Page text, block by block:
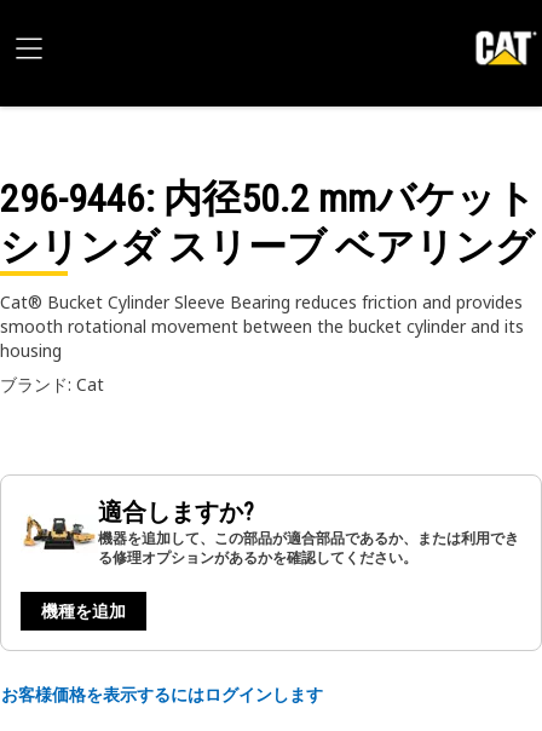
296-9446: 内径50.2 mmバケット
シリンダ スリーブ ベアリング
Cat® Bucket Cylinder Sleeve Bearing reduces friction and provides
smooth rotational movement between the bucket cylinder and its
housing
ブランド: Cat
適合しますか?
機器を追加して、この部品が適合部品であるか、または利用でき
る修理オプションがあるかを確認してください。
機種を追加
お客様価格を表示するにはログインします